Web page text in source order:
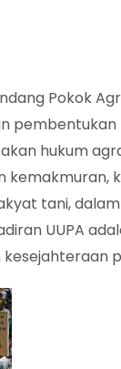
Pokok
pembentukan
hukum
tani,
UUPA